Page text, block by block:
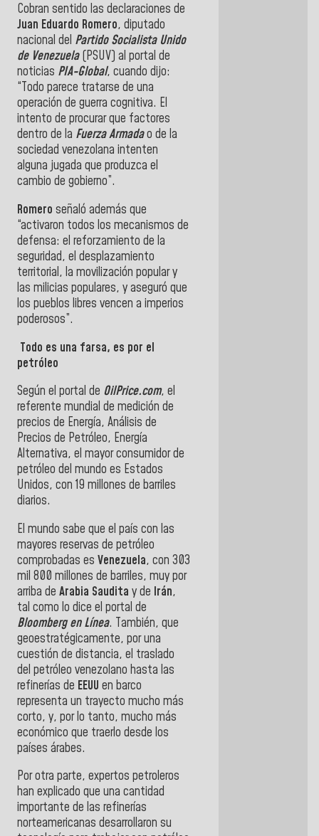
Cobran sentido las declaraciones de
Juan Eduardo Romero, diputado
nacional del Partido Socialista Unido
de Venezuela(PSUV) al portal de
noticias PIA-Global, cuando dijo:
“Todo parece tratarse de una
operación de guerra cognitiva. El
intento de procurar que factores
dentro de la Fuerza Armadao de la
sociedad venezolana intenten
alguna jugada que produzca el
cambio de gobierno”.
Romero señaló además que
“activaron todos los mecanismos de
defensa: el reforzamiento de la
seguridad, el desplazamiento
territorial, la movilización popular y
las milicias populares, y aseguró que
los pueblos libres vencen a imperios
poderosos”.
Todo es una farsa, es por el
petróleo
Según el portal de OilPrice.com, el
referente mundial de medición de
precios de Energía, Análisis de
Precios de Petróleo, Energía
Alternativa, el mayor consumidor de
petróleo del mundo es Estados
Unidos, con 19 millones de barriles
diarios.
El mundo sabe que el país con las
mayores reservas de petróleo
comprobadas es Venezuela, con 303
mil 800 millones de barriles, muy por
arriba de Arabia Saudita y de Irán,
tal como lo dice el portal de
Bloomberg en Línea. También, que
geoestratégicamente, por una
cuestión de distancia, el traslado
del petróleo venezolano hasta las
refinerías de EEUU en barco
representa un trayecto mucho más
corto, y, por lo tanto, mucho más
económico que traerlo desde los
países árabes.
Por otra parte, expertos petroleros
han explicado que una cantidad
importante de las refinerías
norteamericanas desarrollaron su